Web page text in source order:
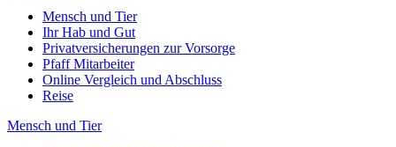
Mensch und Tier
Ihr Hab und Gut
Privatversicherungen zur Vorsorge
Pfaff Mitarbeiter
Online Vergleich und Abschluss
Reise
Mensch und Tier